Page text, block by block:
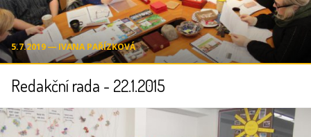
5.7.2019 ― IVANA PAŘÍZKOVÁ
Redakční rada - 22.1.2015